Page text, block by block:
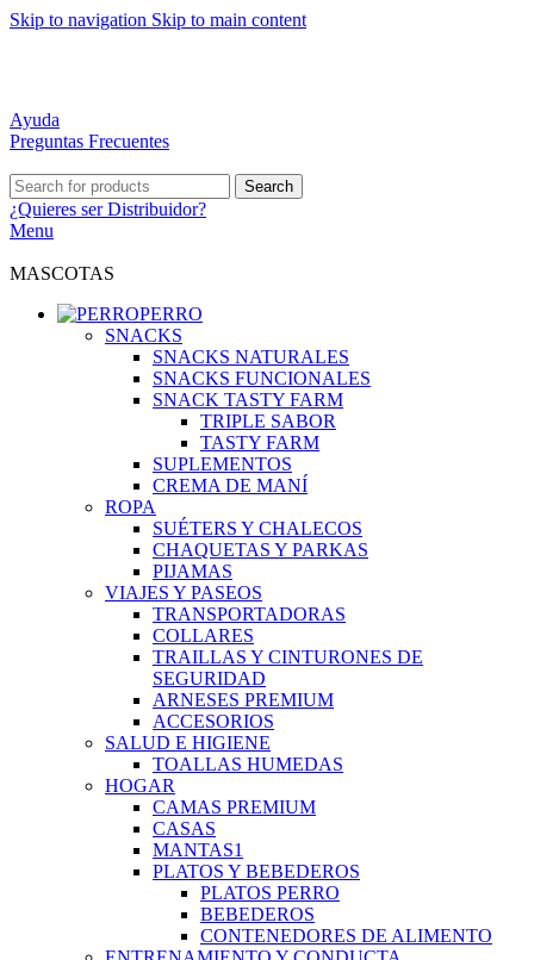
Skip to navigation Skip to main content
Ayuda
Preguntas Frecuentes
Search
¿Quieres ser Distribuidor?
Menu
MASCOTAS
PERRO
SNACKS
SNACKS NATURALES
SNACKS FUNCIONALES
SNACK TASTY FARM
TRIPLE SABOR
TASTY FARM
SUPLEMENTOS
CREMA DE MANÍ
ROPA
SUÉTERS Y CHALECOS
CHAQUETAS Y PARKAS
PIJAMAS
VIAJES Y PASEOS
TRANSPORTADORAS
COLLARES
TRAILLAS Y CINTURONES DE
SEGURIDAD
ARNESES PREMIUM
ACCESORIOS
SALUD E HIGIENE
TOALLAS HUMEDAS
HOGAR
CAMAS PREMIUM
CASAS
MANTAS1
PLATOS Y BEBEDEROS
PLATOS PERRO
BEBEDEROS
CONTENEDORES DE ALIMENTO